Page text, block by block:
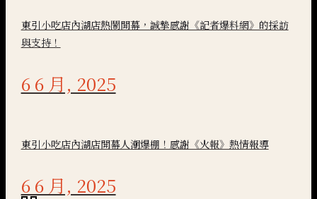
東引小吃店內湖店熱鬧開幕，誠摯感謝《記者爆料網》的採訪
與支持！
6 6 月, 2025
東引小吃店內湖店開幕人潮爆棚！感謝《火報》熱情報導
6 6 月, 2025